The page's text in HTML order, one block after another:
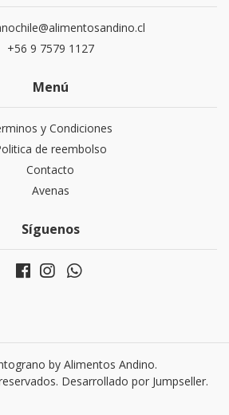
+56 9 7579 1127
Menú
y Condiciones
de reembolso
Contacto
Avenas
Síguenos
by Alimentos Andino.
Desarrollado por Jumpseller.